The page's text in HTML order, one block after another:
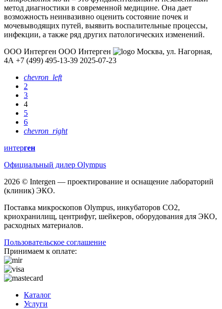
метод диагностики в современной медицине. Она дает
возможность неинвазивно оценить состояние почек и
мочевыводящих путей, выявить воспалительные процессы,
инфекции, а также ряд других патологических изменений.
ООО Интерген ООО Интерген Москва, ул. Нагорная,
4А +7 (499) 495-13-39 2025-07-23
chevron_left
2
3
4
5
6
chevron_right
интерген
Официальный дилер Olympus
2026 © Intergen — проектирование и оснащение лабораторий
(клиник) ЭКО.
Поставка микроскопов Olympus, инкубаторов CO2,
криохранилищ, центрифуг, шейкеров, оборудования для ЭКО,
расходных материалов.
Пользовательское соглашение
Принимаем к оплате:
Каталог
Услуги